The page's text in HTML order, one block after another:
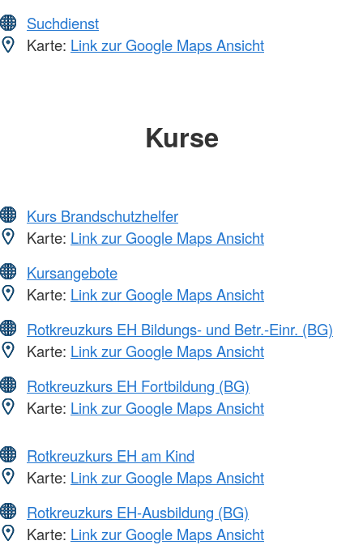
Suchdienst
Karte: Link zur Google Maps Ansicht
Kurse
Kurs Brandschutzhelfer
Karte: Link zur Google Maps Ansicht
Kursangebote
Karte: Link zur Google Maps Ansicht
Rotkreuzkurs EH Bildungs- und Betr.-Einr. (BG)
Karte: Link zur Google Maps Ansicht
Rotkreuzkurs EH Fortbildung (BG)
Karte: Link zur Google Maps Ansicht
Rotkreuzkurs EH am Kind
Karte: Link zur Google Maps Ansicht
Rotkreuzkurs EH-Ausbildung (BG)
Karte: Link zur Google Maps Ansicht